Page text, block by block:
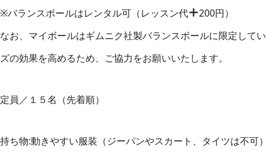
※バランスボールはレンタル可（レッスン代
200円）
なお、マイボールはギムニク社製バランスボールに限定して
ズの効果を高めるため、ご協力をお願いいたします。
定員／１５名（先着順）
持ち物:動きやすい服装（ジーパンやスカート、タイツは不